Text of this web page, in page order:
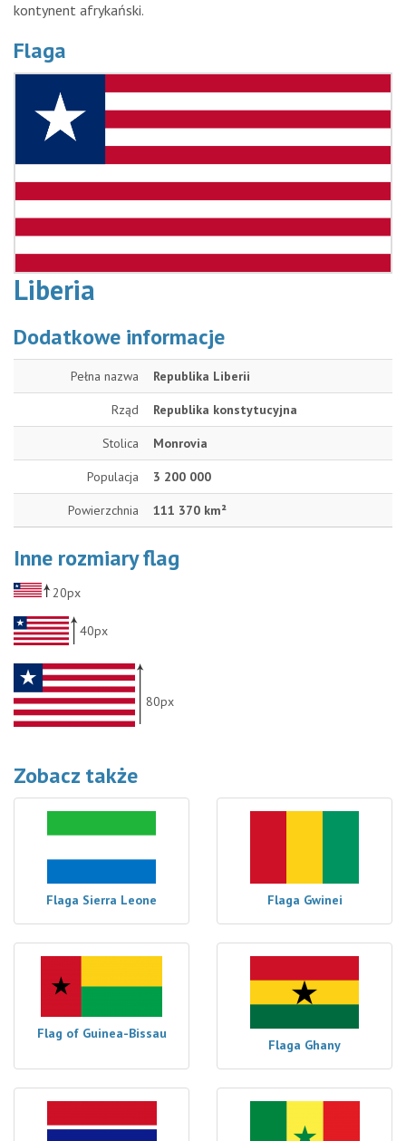
kontynent afrykański.
Flaga
Liberia
Dodatkowe informacje
Pełna nazwa Republika Liberii
Rząd Republika konstytucyjna
Stolica Monrovia
Populacja 3 200 000
Powierzchnia 111 370 km²
Inne rozmiary flag
20px
40px
80px
Zobacz także
Flaga Sierra Leone Flaga Gwinei
Flag of Guinea-Bissau
Flaga Ghany